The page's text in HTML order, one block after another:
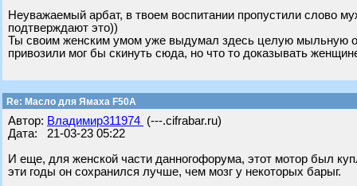
Неуважаемый арбат, в твоем воспитании пропустили слово
подтверждают это))
Ты своим женским умом уже выдумал здесь целую мыльную
привозили мог бы скинуть сюда, но что то доказывать
Re: Масло для Ямаха F50A
Автор: Владимир311974 (---.cifrabar.ru)
Дата: 21-03-23 05:22
И еще, для женской части данногофорума, этот мотор был
эти годы он сохранился лучше, чем мозг у некоторых барыг.